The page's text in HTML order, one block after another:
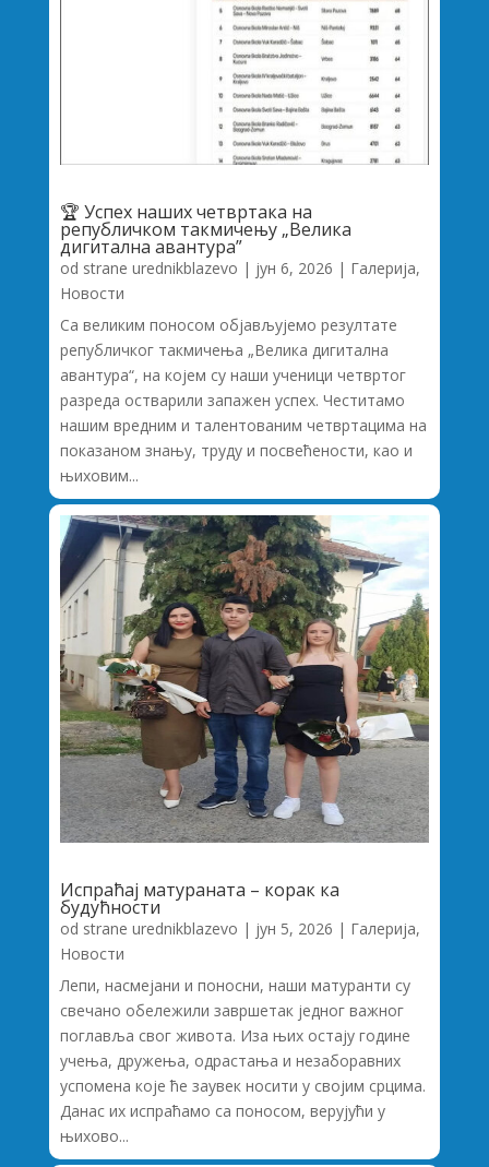
🏆 Успех наших четвртака на
републичком такмичењу „Велика
дигитална авантура”
od strane urednikblazevo | јун 6, 2026 | Галерија,
Новости
Са великим поносом објављујемо резултате
републичког такмичења „Велика дигитална
авантура“, на којем су наши ученици четвртог
разреда остварили запажен успех. Честитамо
нашим вредним и талентованим четвртацима на
показаном знању, труду и посвећености, као и
њиховим...
Испраћај матураната – корак ка
будућности
od strane urednikblazevo | јун 5, 2026 | Галерија,
Новости
Лепи, насмејани и поносни, наши матуранти су
свечано обележили завршетак једног важног
поглавља свог живота. Иза њих остају године
учења, дружења, одрастања и незаборавних
успомена које ће заувек носити у својим срцима.
Данас их испраћамо са поносом, верујући у
њихово...